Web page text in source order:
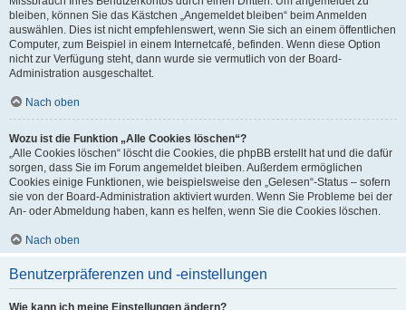
bleiben, können Sie das Kästchen „Angemeldet bleiben“ beim Anmelden
auswählen. Dies ist nicht empfehlenswert, wenn Sie sich an einem öffentlichen
Computer, zum Beispiel in einem Internetcafé, befinden. Wenn diese Option
nicht zur Verfügung steht, dann wurde sie vermutlich von der Board-
Administration ausgeschaltet.
Nach oben
Wozu ist die Funktion „Alle Cookies löschen“?
„Alle Cookies löschen“ löscht die Cookies, die phpBB erstellt hat und die dafür
sorgen, dass Sie im Forum angemeldet bleiben. Außerdem ermöglichen
Cookies einige Funktionen, wie beispielsweise den „Gelesen“-Status – sofern
sie von der Board-Administration aktiviert wurden. Wenn Sie Probleme bei der
An- oder Abmeldung haben, kann es helfen, wenn Sie die Cookies löschen.
Nach oben
Benutzerpräferenzen und -einstellungen
Wie kann ich meine Einstellungen ändern?